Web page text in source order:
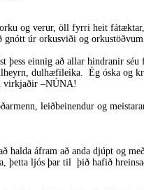
og verur, öll fyrri heit fátæktar,
úr orkusviði og
þess einnig að allar hindranir
dulhæfileika. Ég óska og
virkjaðir –NÚNA!
leiðbeinendur og
halda áfram að anda djúpt og
þetta ljós þar til þið hafið